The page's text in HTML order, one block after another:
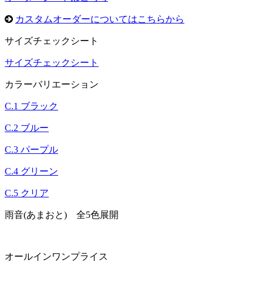
カスタムオーダーについてはこちらから
サイズチェックシート
サイズチェックシート
カラーバリエーション
C.1 ブラック
C.2 ブルー
C.3 パープル
C.4 グリーン
C.5 クリア
雨音(あまおと) 全5色展開
オールインワンプライス